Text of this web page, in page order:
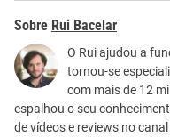
Este conteúdo contém
Este conteúdo não
Outro
Rui Bacelar
O Rui ajudou a
tornou-se
com mais de 12
espalhou o seu
de vídeos e reviews no